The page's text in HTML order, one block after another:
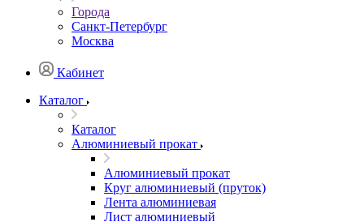
Города
Санкт-Петербург
Москва
Кабинет
Каталог
Каталог
Алюминиевый прокат
Алюминиевый прокат
Круг алюминиевый (пруток)
Лента алюминиевая
Лист алюминиевый